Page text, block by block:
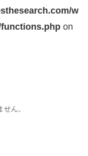
w
on